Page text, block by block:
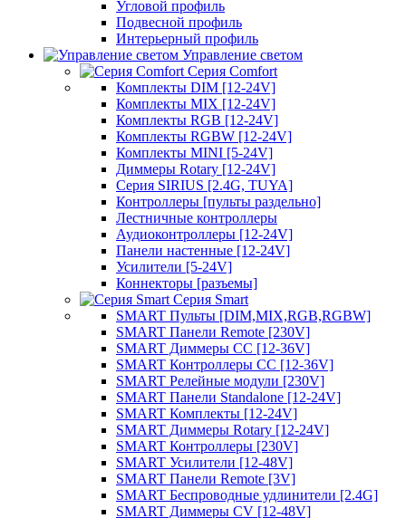
Угловой профиль
Подвесной профиль
Интерьерный профиль
Управление светом
Серия Comfort
Комплекты DIM [12-24V]
Комплекты MIX [12-24V]
Комплекты RGB [12-24V]
Комплекты RGBW [12-24V]
Комплекты MINI [5-24V]
Диммеры Rotary [12-24V]
Серия SIRIUS [2.4G, TUYA]
Контроллеры [пульты раздельно]
Лестничные контроллеры
Аудиоконтроллеры [12-24V]
Панели настенные [12-24V]
Усилители [5-24V]
Коннекторы [разъемы]
Серия Smart
SMART Пульты [DIM,MIX,RGB,RGBW]
SMART Панели Remote [230V]
SMART Диммеры CC [12-36V]
SMART Контроллеры CC [12-36V]
SMART Релейные модули [230V]
SMART Панели Standalone [12-24V]
SMART Комплекты [12-24V]
SMART Диммеры Rotary [12-24V]
SMART Контроллеры [230V]
SMART Усилители [12-48V]
SMART Панели Remote [3V]
SMART Беспроводные удлинители [2.4G]
SMART Диммеры CV [12-48V]